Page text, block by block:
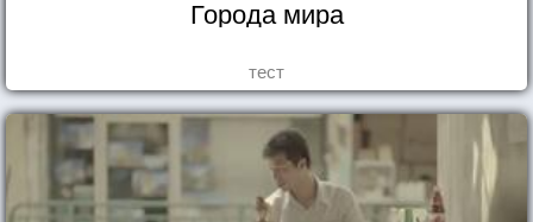
Города мира
тест